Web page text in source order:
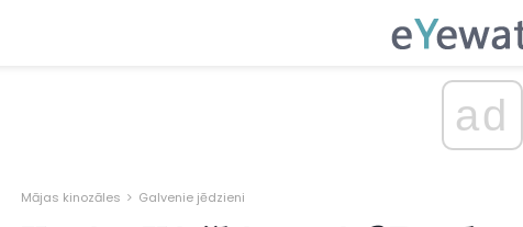
ad
Mājas kinozāles Galvenie jēdzieni